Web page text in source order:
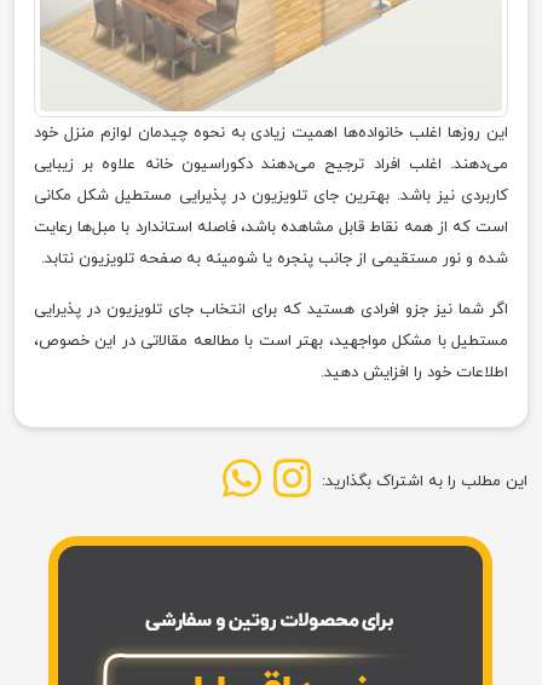
این روز‌ها اغلب خانواده‌ها اهمیت زیادی به نحوه چیدمان لوازم منزل خود
می‌دهند. اغلب افراد ترجیح می‌دهند دکوراسیون خانه علاوه بر زیبایی
کاربردی نیز باشد. بهترین جای تلویزیون در پذیرایی مستطیل شکل مکانی
است که از همه نقاط قابل مشاهده باشد، فاصله استاندارد با مبل‌ها رعایت
شده و نور مستقیمی از جانب پنجره یا شومینه به صفحه تلویزیون نتابد.
اگر شما نیز جزو افرادی هستید که برای انتخاب جای تلویزیون در پذیرایی
مستطیل با مشکل مواجهید، بهتر است با مطالعه مقالاتی در این خصوص،
اطلاعات خود را افزایش دهید.
این مطلب را به اشتراک بگذارید: